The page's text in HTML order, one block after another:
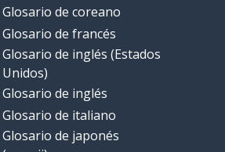
Glosario de coreano
Glosario de francés
Glosario de inglés (Estados
Unidos)
Glosario de inglés
Glosario de italiano
Glosario de japonés